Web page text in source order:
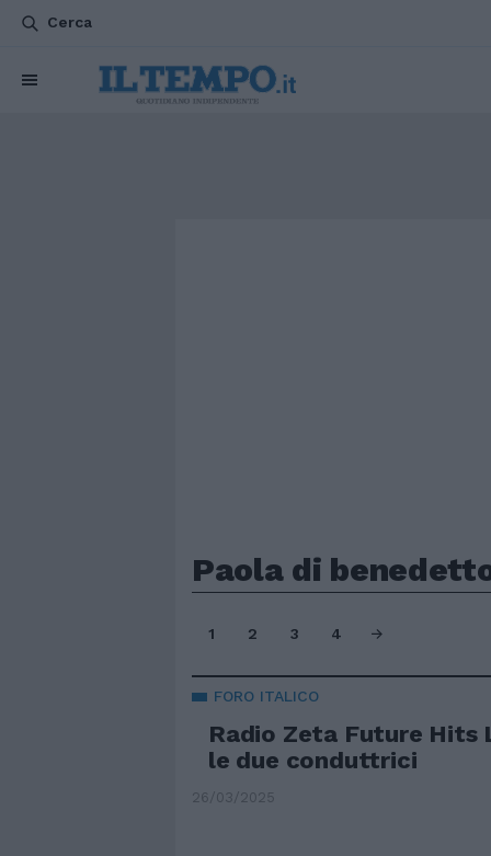
Cerca
Paola di
1 2 3 4
FORO ITALICO
Radio Zeta Future Hits
le due conduttrici
26/03/2025